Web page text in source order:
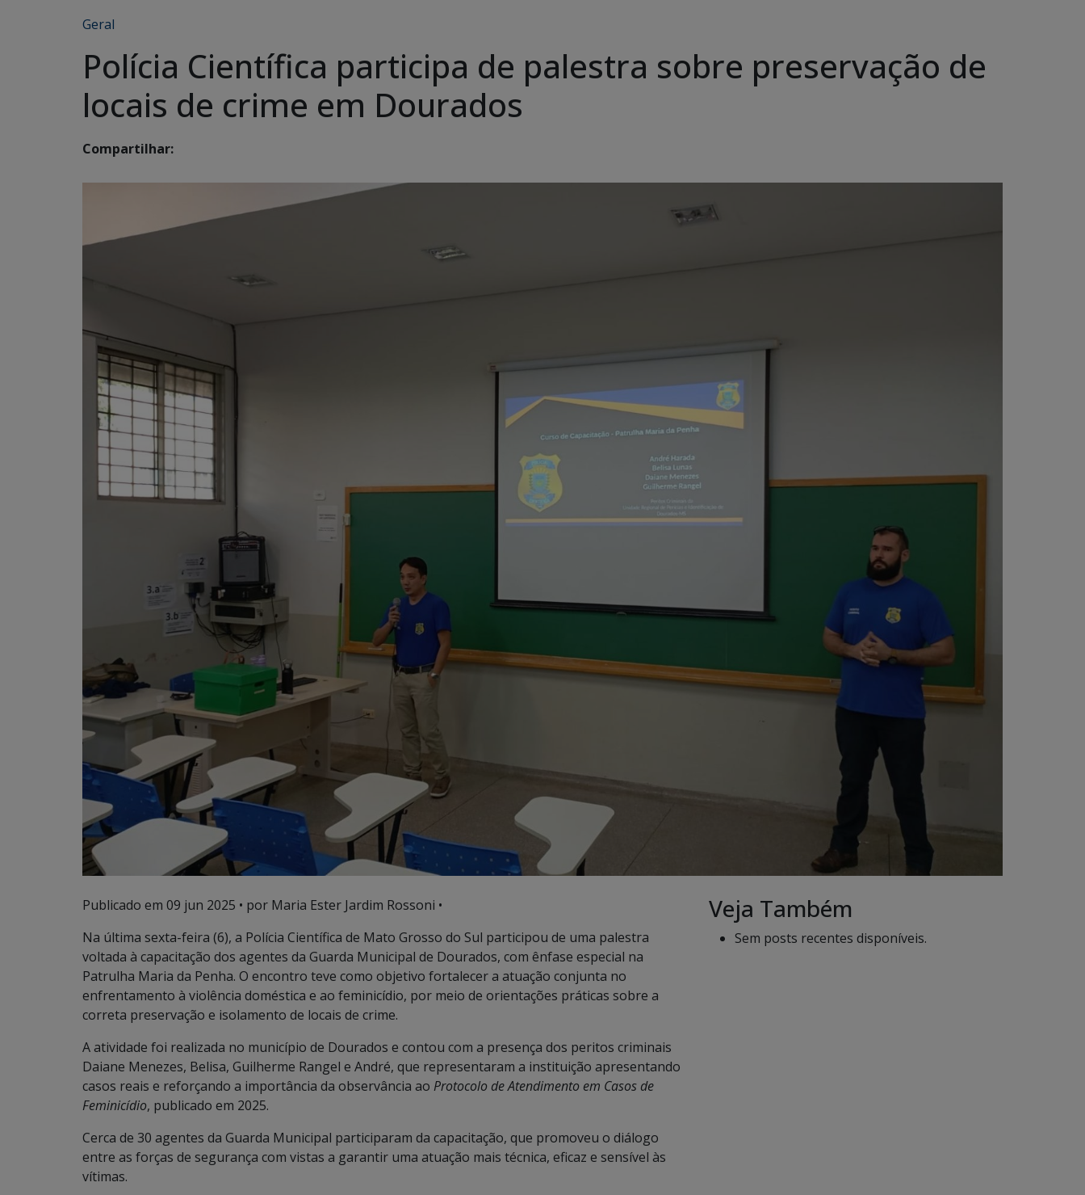
Geral
Polícia Científica participa de palestra sobre preservação de
locais de crime em Dourados
Compartilhar:
Publicado em 09 jun 2025 • por Maria Ester Jardim Rossoni •
Na última sexta-feira (6), a Polícia Científica de Mato Grosso do Sul participou de uma palestra
voltada à capacitação dos agentes da Guarda Municipal de Dourados, com ênfase especial na
Patrulha Maria da Penha. O encontro teve como objetivo fortalecer a atuação conjunta no
enfrentamento à violência doméstica e ao feminicídio, por meio de orientações práticas sobre a
correta preservação e isolamento de locais de crime.
A atividade foi realizada no município de Dourados e contou com a presença dos peritos criminais
Daiane Menezes, Belisa, Guilherme Rangel e André, que representaram a instituição apresentando
casos reais e reforçando a importância da observância ao Protocolo de Atendimento em Casos de
Feminicídio, publicado em 2025.
Cerca de 30 agentes da Guarda Municipal participaram da capacitação, que promoveu o diálogo
entre as forças de segurança com vistas a garantir uma atuação mais técnica, eficaz e sensível às
vítimas.
Veja Também
Sem posts recentes disponíveis.